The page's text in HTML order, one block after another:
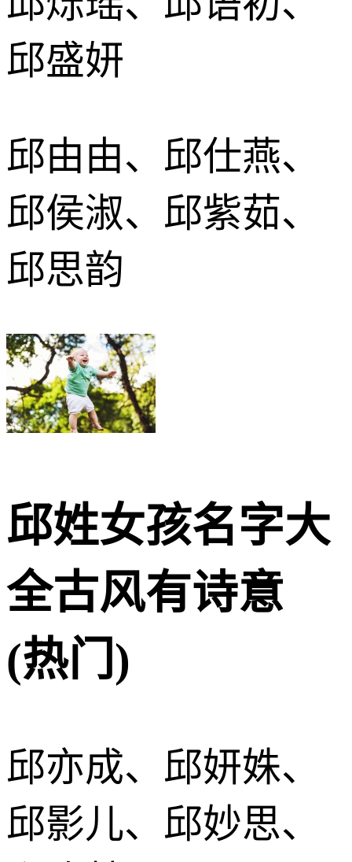
邱盛妍
邱由由、邱仕燕、
邱侯淑、邱紫茹、
邱思韵
邱姓女孩名字大
全古风有诗意
(热门)
邱亦成、邱妍姝、
邱影儿、邱妙思、